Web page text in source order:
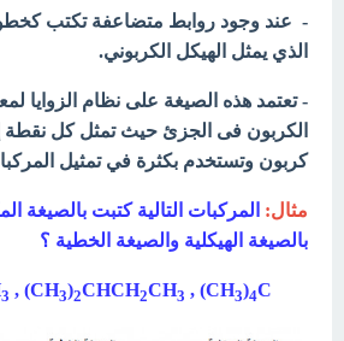
- عند وجود روابط متضاعفة تكتب
الذي يمثل الهيكل الكربوني.
- تعتمد هذه الصيغة على نظام الزوايا
الكربون فى الجزئ حيث تمثل كل نقطة
كربون وتستخدم بكثرة في تمثيل
مثال: المركبات التالية كتبت بالصيغة
بالصيغة الهيكلية والصيغة الخطية ؟
3 , (CH3)2CHCH2CH3 , (CH3)4C